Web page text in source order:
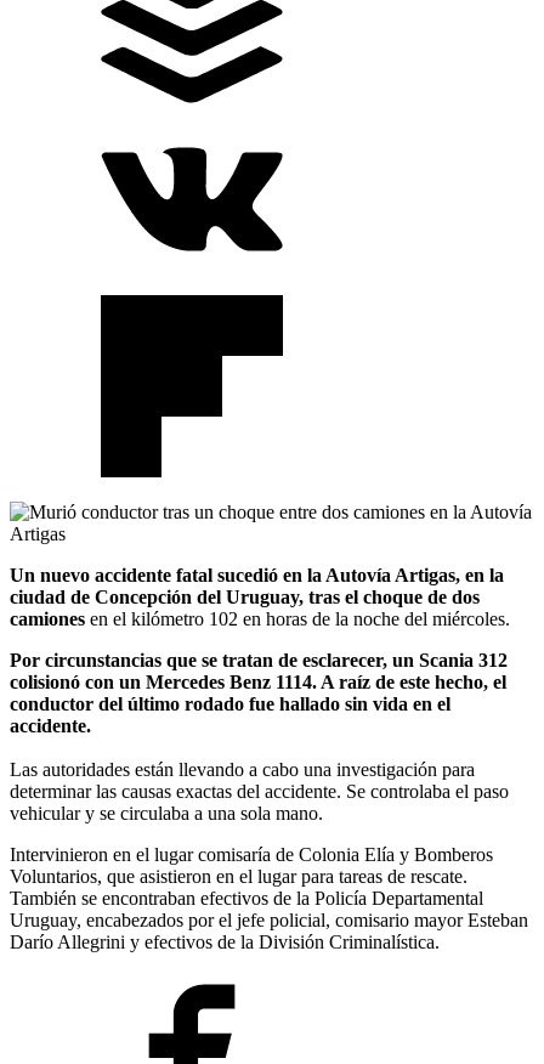
Un nuevo accidente fatal sucedió en la Autovía Artigas, en la
ciudad de Concepción del Uruguay, tras el choque de dos
camiones en el kilómetro 102 en horas de la noche del miércoles.
Por circunstancias que se tratan de esclarecer, un Scania 312
colisionó con un Mercedes Benz 1114. A raíz de este hecho, el
conductor del último rodado fue hallado sin vida en el
accidente.
Las autoridades están llevando a cabo una investigación para
determinar las causas exactas del accidente. Se controlaba el paso
vehicular y se circulaba a una sola mano.
Intervinieron en el lugar comisaría de Colonia Elía y Bomberos
Voluntarios, que asistieron en el lugar para tareas de rescate.
También se encontraban efectivos de la Policía Departamental
Uruguay, encabezados por el jefe policial, comisario mayor Esteban
Darío Allegrini y efectivos de la División Criminalística.